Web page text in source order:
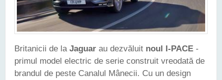
Britanicii de la Jaguar au dezvăluit noul I-PACE -
primul model electric de serie construit vreodată de
brandul de peste Canalul Mânecii. Cu un design